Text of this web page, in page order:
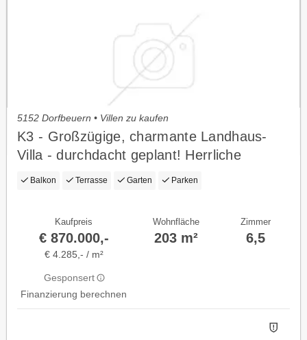
5152 Dorfbeuern • Villen zu kaufen
K3 - Großzügige, charmante Landhaus-
Villa - durchdacht geplant! Herrliche
weitläufige Gartenoase in Ruhelage!
Balkon Terrasse Garten Parken
Kaufpreis
€ 870.000,-
€ 4.285,- / m²
Gesponsert
Finanzierung berechnen
Wohnfläche
203 m²
Zimmer
6,5